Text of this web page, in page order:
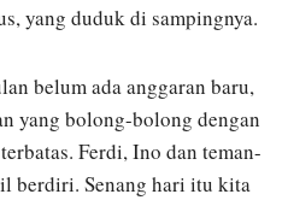
yang duduk di sampingnya.
belum ada anggaran baru,
yang bolong-bolong dengan
Ferdi, Ino dan teman-
berdiri. Senang hari itu kita